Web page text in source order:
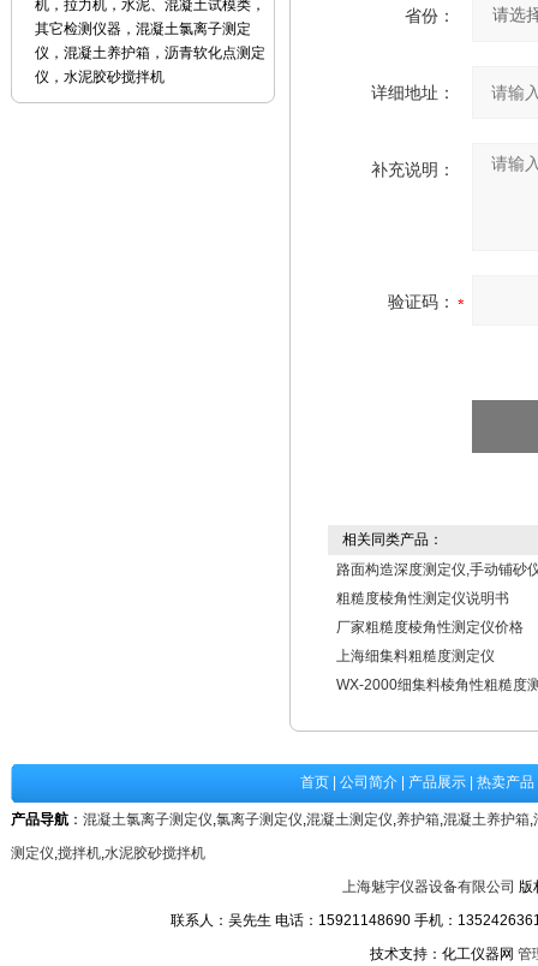
机，拉力机，水泥、混凝土试模类，
其它检测仪器，混凝土氯离子测定
仪，混凝土养护箱，沥青软化点测定
仪，水泥胶砂搅拌机
省份：
详细地址：
补充说明：
验证码：
相关同类产品：
路面构造深度测定仪,手动铺砂
粗糙度棱角性测定仪说明书
厂家粗糙度棱角性测定仪价格
上海细集料粗糙度测定仪
WX-2000细集料棱角性粗糙度
首页 公司简介 产品展示 热卖产品
产品导航 ： 混凝土氯离子测定仪,氯离子测定仪,混凝土测定仪,养护箱,混凝土养护箱,
测定仪,搅拌机,水泥胶砂搅拌机
上海魅宇仪器设备有限公司 版
联系人：吴先生 电话：15921148690 手机：
技术支持：化工仪器网 管